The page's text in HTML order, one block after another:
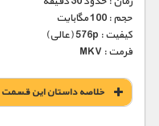
حجم : 100 مگابایت
کیفیت : 576p (عالی)
فرمت : MKV
خلاصه داستان این قسمت